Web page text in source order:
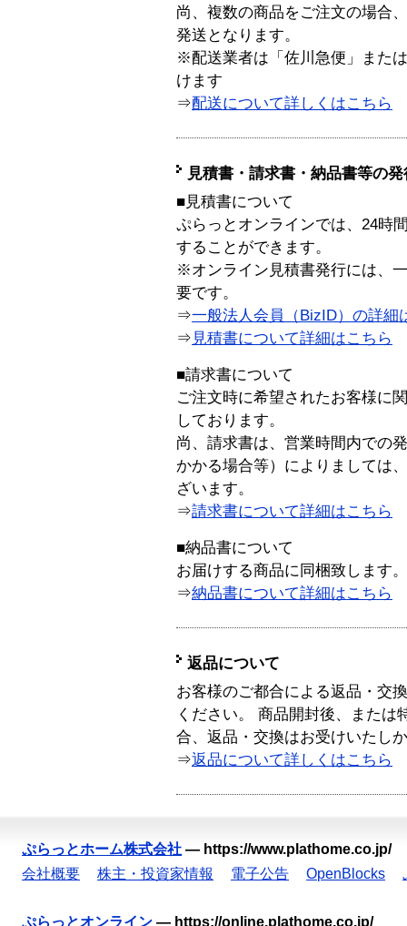
尚、複数の商品をご注文の場合
発送となります。
※配送業者は「佐川急便」また
けます
⇒配送について詳しくはこちら
見積書・請求書・納品書等の
■見積書について
ぷらっとオンラインでは、24時
することができます。
※オンライン見積書発行には、
要です。
⇒一般法人会員（BizID）の詳細
⇒ 見積書について詳細はこちら
■請求書について
ご注文時に希望されたお客様に
しております。
尚、請求書は、営業時間内での
かかる場合等）によりましては
ざいます。
⇒請求書について詳細はこちら
■納品書について
お届けする商品に同梱致します。
⇒納品書について詳細はこちら
返品について
お客様のご都合による返品・交
ください。 商品開封後、または
合、返品・交換はお受けいたし
⇒返品について詳しくはこちら
ぷらっとホーム株式会社 — https://www.plathome.co.jp/
会社概要
株主・投資家情報 電子公告 OpenBlocks
ぷらっとオンライン — https://online.plathome.co.jp/